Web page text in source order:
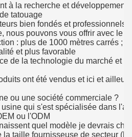
à la recherche et
tatouage
bien fondés et
nous pouvons vous offrir avec le
: plus de 1000 mètres carrés ;
et plus favorable
de la technologie du marché et
ont été vendus et ici et
ou une société commerciale ?
qui s'est spécialisée dans
ou l'ODM
quel modèle je devrais
la taille fournisseuse de secteur